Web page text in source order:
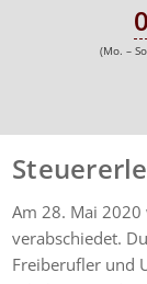
(Mo. –
Am 28. Mai 2020
verabschiedet.
Freiberufler und